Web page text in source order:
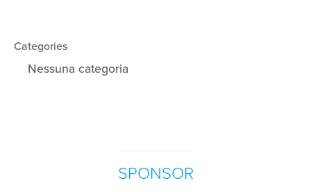
Categories
Nessuna categoria
SPONSOR